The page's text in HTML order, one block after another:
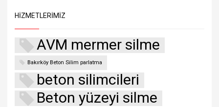
HIZMETLERIMIZ
AVM mermer silme
Bakırköy Beton Silim parlatma
beton silimcileri
Beton yüzeyi silme